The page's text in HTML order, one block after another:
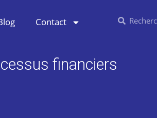
Contact
financiers